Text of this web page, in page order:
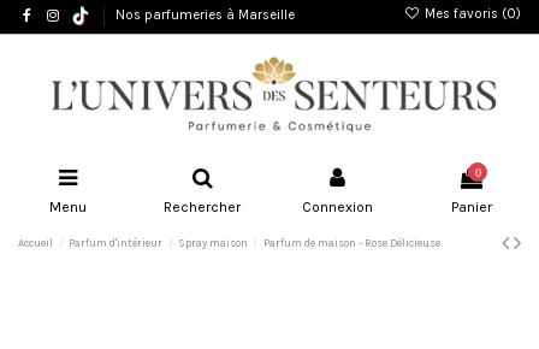
Nos parfumeries à Marseille Mes favoris (0)
Menu Rechercher Connexion
0
Panier
Accueil Parfum d'intérieur Spray maison Parfum de maison - Rose Délicieuse